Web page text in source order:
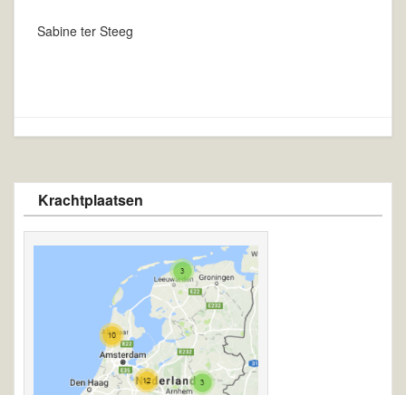
Sabine ter Steeg
Krachtplaatsen